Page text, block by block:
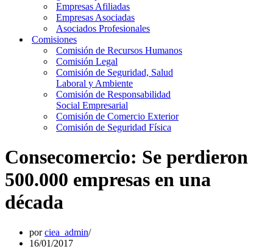
Empresas Afiliadas
Empresas Asociadas
Asociados Profesionales
Comisiones
Comisión de Recursos Humanos
Comisión Legal
Comisión de Seguridad, Salud
Laboral y Ambiente
Comisión de Responsabilidad
Social Empresarial
Comisión de Comercio Exterior
Comisión de Seguridad Física
Consecomercio: Se perdieron
500.000 empresas en una
década
porciea_admin
16/01/2017